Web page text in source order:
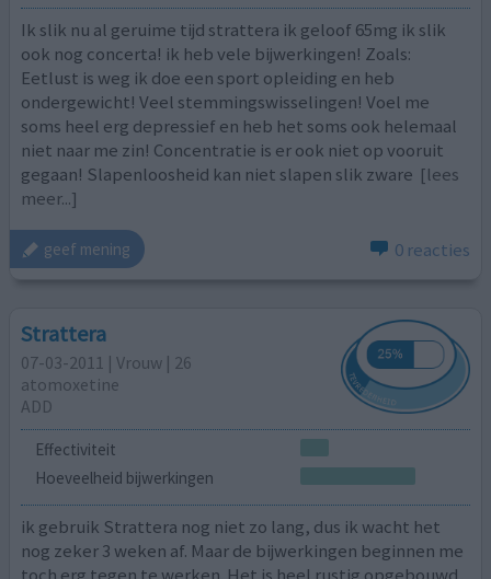
Ik slik nu al geruime tijd strattera ik geloof 65mg ik slik
ook nog concerta! ik heb vele bijwerkingen! Zoals:
Eetlust is weg ik doe een sport opleiding en heb
ondergewicht! Veel stemmingswisselingen! Voel me
soms heel erg depressief en heb het soms ook helemaal
niet naar me zin! Concentratie is er ook niet op vooruit
gegaan! Slapenloosheid kan niet slapen slik zware [lees
meer...]
geef mening 0 reacties
Strattera
07-03-2011 | Vrouw | 26
atomoxetine
ADD
Effectiviteit
Hoeveelheid bijwerkingen
ik gebruik Strattera nog niet zo lang, dus ik wacht het
nog zeker 3 weken af. Maar de bijwerkingen beginnen me